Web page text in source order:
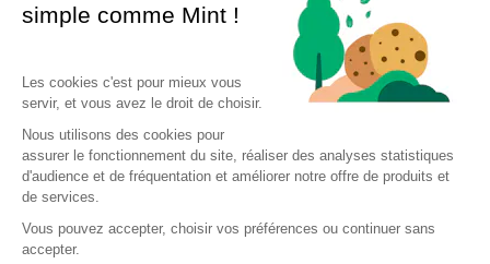
simple comme Mint !
Les cookies c'est pour mieux vous
servir, et vous avez le droit de choisir.
Nous utilisons des cookies pour
assurer le fonctionnement du site, réaliser des analyses statistiques
d'audience et de fréquentation et améliorer notre offre de produits et
de services.
Vous pouvez accepter, choisir vos préférences ou continuer sans
accepter.
Mentions légales
L’énergie est notre avenir, économisons-la !